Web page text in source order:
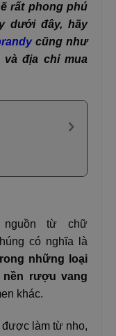
rất phong phú
dưới đây, hãy
cũng như
địa chỉ mua
nguồn từ chữ
có nghĩa là
những loại
rượu vang
khác.
làm từ nho,